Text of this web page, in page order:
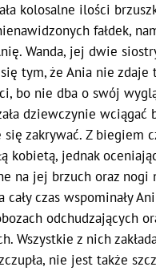
kolosalne ilości
fałdek,
Wanda, jej dwie
tym, że Ania nie zdaje
bo nie dba o swój
dziewczynie wciągać
się zakrywać. Z biegiem
kobietą, jednak
na jej brzuch oraz nogi
cały czas wspominały
odchudzających
Wszystkie z nich
nie jest także